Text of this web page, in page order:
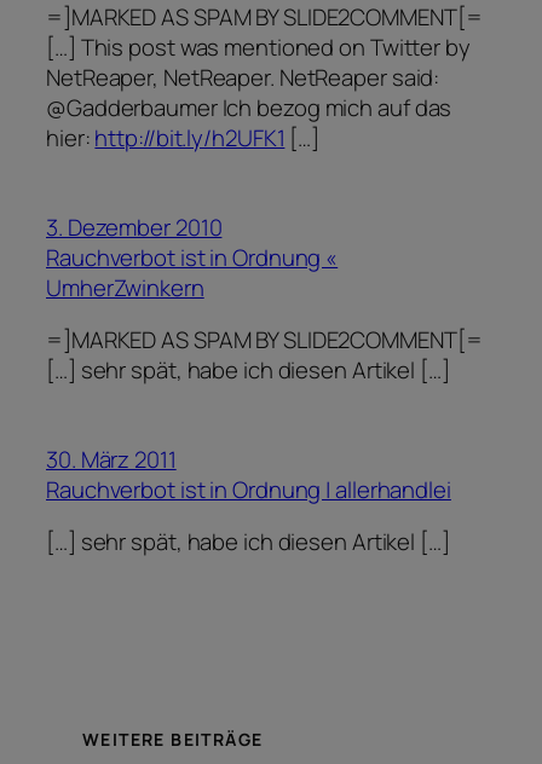
=]MARKED AS SPAM BY SLIDE2COMMENT[=
[…] This post was mentioned on Twitter by
NetReaper, NetReaper. NetReaper said:
@Gadderbaumer Ich bezog mich auf das
hier:http://bit.ly/h2UFK1 […]
3. Dezember 2010
Rauchverbot ist in Ordnung «
UmherZwinkern
=]MARKED AS SPAM BY SLIDE2COMMENT[=
[…] sehr spät, habe ich diesen Artikel […]
30. März 2011
Rauchverbot ist in Ordnung | allerhandlei
[…] sehr spät, habe ich diesen Artikel […]
WEITERE BEITRÄGE